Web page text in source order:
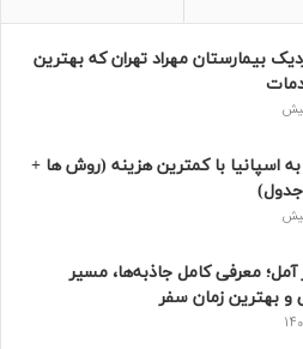
بیمارستان مهراد تهران که بهترین‌
اسپانیا با کمترین هزینه (روش ها +
آمل؛ معرفی کامل جاذبه‌ها، مسیر
بهترین زمان سفر